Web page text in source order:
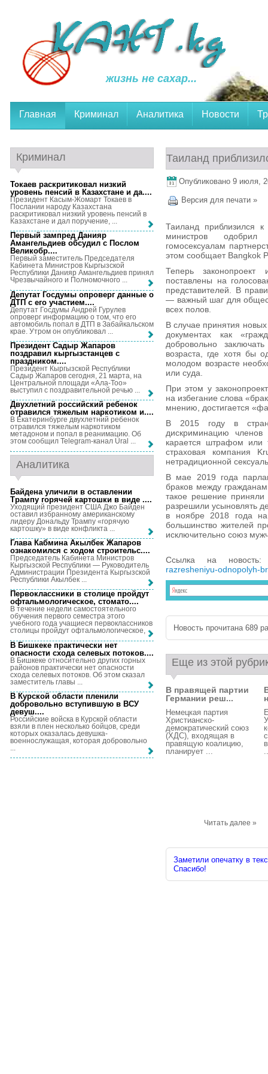
жизнь не сахар...
Главная Криминал Аналитика Новости
Таиланд
Опубликовано 9 июля,
Версия для печати »
Таиланд приблизился
министров одобрил
гомосексуалам
этом сообщает Bangkok
Теперь
поставлены на
представителей. В
— важный шаг для
всех полов.
В случае принятия
документах как
добровольно
возраста, где хотя бы
молодом возрасте
или суда.
При этом у
на избегание слова
мнению, достигается
В 2015 году в
дискриминацию
карается штрафом
страховая компания
нетрадиционной
В мае 2019 года
браков между
такое решение
разрешили усыновлять
в ноябре 2018 года
большинство жителей
исключительно союз
Ссылка на
razresheniyu-odnopolyh-
Новость прочитана 689
Еще из этой
В правящей партии
Германии реш...
Немецкая партия
Христианско-
демократический союз
(ХДС), входящая в
правящую коалицию,
планирует ...
Читать далее »
Заметили опечатку в
Спасибо!
Криминал
Токаев раскритиковал низкий
уровень пенсий в Казахстане и да....
Президент Касым-Жомарт Токаев в
Послании народу Казахстана
раскритиковал низкий уровень пенсий в
Казахстане и дал поручение, ...
Первый зампред Данияр
Амангельдиев обсудил с Послом
Великобр....
Первый заместитель Председателя
Кабинета Министров Кыргызской
Республики Данияр Амангельдиев принял
Чрезвычайного и Полномочного ...
Депутат Госдумы опроверг данные о
ДТП с его участием....
Депутат Госдумы Андрей Гурулев
опроверг информацию о том, что его
автомобиль попал в ДТП в Забайкальском
крае. Утром он опубликовал ...
Президент Садыр Жапаров
поздравил кыргызстанцев с
праздником....
Президент Кыргызской Республики
Садыр Жапаров сегодня, 21 марта, на
Центральной площади «Ала-Тоо»
выступил с поздравительной речью ...
Двухлетний российский ребенок
отравился тяжелым наркотиком и....
В Екатеринбурге двухлетний ребенок
отравился тяжелым наркотиком
метадоном и попал в реанимацию. Об
этом сообщил Telegram-канал Ural ...
Аналитика
Байдена уличили в оставлении
Трампу горячей картошки в виде ....
Уходящий президент США Джо Байден
оставил избранному американскому
лидеру Дональду Трампу «горячую
картошку» в виде конфликта ...
Глава Кабмина Акылбек Жапаров
ознакомился с ходом строительс....
Председатель Кабинета Министров
Кыргызской Республики — Руководитель
Администрации Президента Кыргызской
Республики Акылбек ...
Первоклассники в столице пройдут
офтальмологическое, стомато....
В течение недели самостоятельного
обучения первого семестра этого
учебного года учащиеся первоклассников
столицы пройдут офтальмологическое, ...
В Бишкеке практически нет
опасности схода селевых потоков....
В Бишкеке относительно других горных
районов практически нет опасности
схода селевых потоков. Об этом сказал
заместитель главы ...
В Курской области пленили
добровольно вступившую в ВСУ
девуш....
Российские войска в Курской области
взяли в плен несколько бойцов, среди
которых оказалась девушка-
военнослужащая, которая добровольно
...